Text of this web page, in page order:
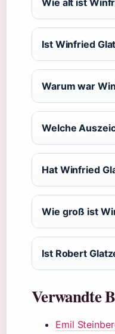
Ist Winfried
Warum war
Welche
Hat Winfried
Wie groß ist
Ist Robert
Verwandte
Emil